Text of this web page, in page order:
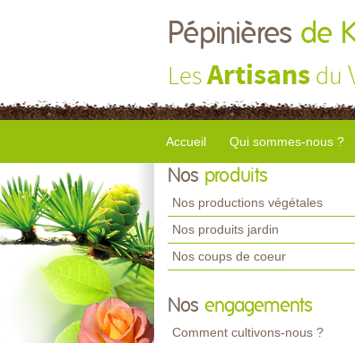
Pépinières de
LesArtisans du
Accueil Qui sommes-nous ?
Nos produits
Nos productions végétales
Nos produits jardin
Nos coups de coeur
Nos engagements
Comment cultivons-nous ?